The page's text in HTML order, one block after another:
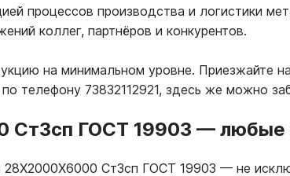
процессов производства и логистики
коллег, партнёров и конкурентов.
на минимальном уровне. Приезжайте
телефону 73832112921, здесь же можно
Ст3сп ГОСТ 19903 — любые
28Х2000Х6000 Ст3сп ГОСТ 19903 — не